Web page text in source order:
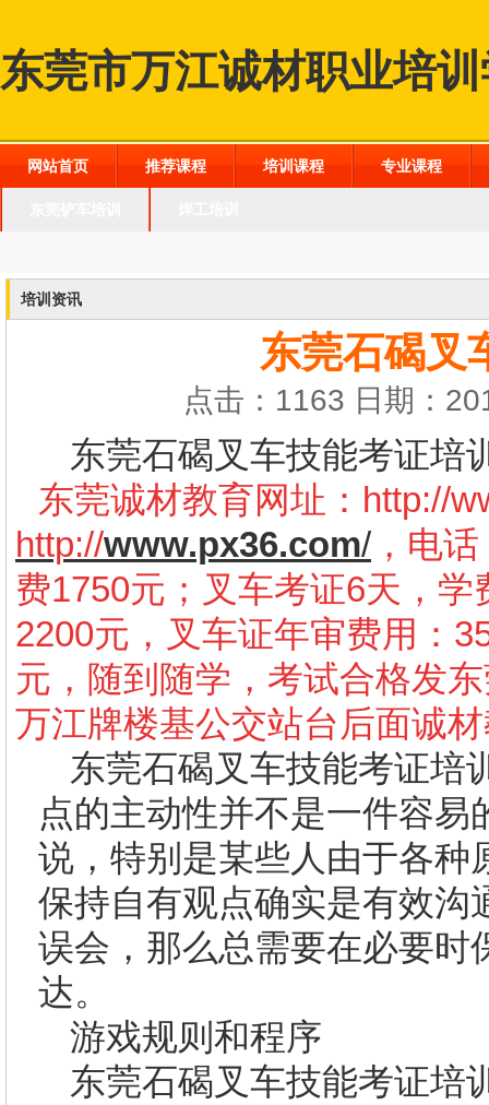
东莞市万江诚材职业培
网站首页 推荐课程 培训课程 专业课程
培训资讯
东莞石碣叉
点击：1163 日期：
东莞石碣叉车技能考证培
东莞诚材教育网址： http://
http://www.px36.com/ ，电
费1750元；叉车考证6天，
2200元，叉车证年审费用：
元，随到随学，考试合格发
万江牌楼基公交站台后面诚
东莞石碣叉车技能考证培
点的主动性并不是一件容
说，特别是某些人由于各种
保持自有观点确实是有效沟
误会，那么总需要在必要时
达。
游戏规则和程序
东莞石碣叉车技能考证培